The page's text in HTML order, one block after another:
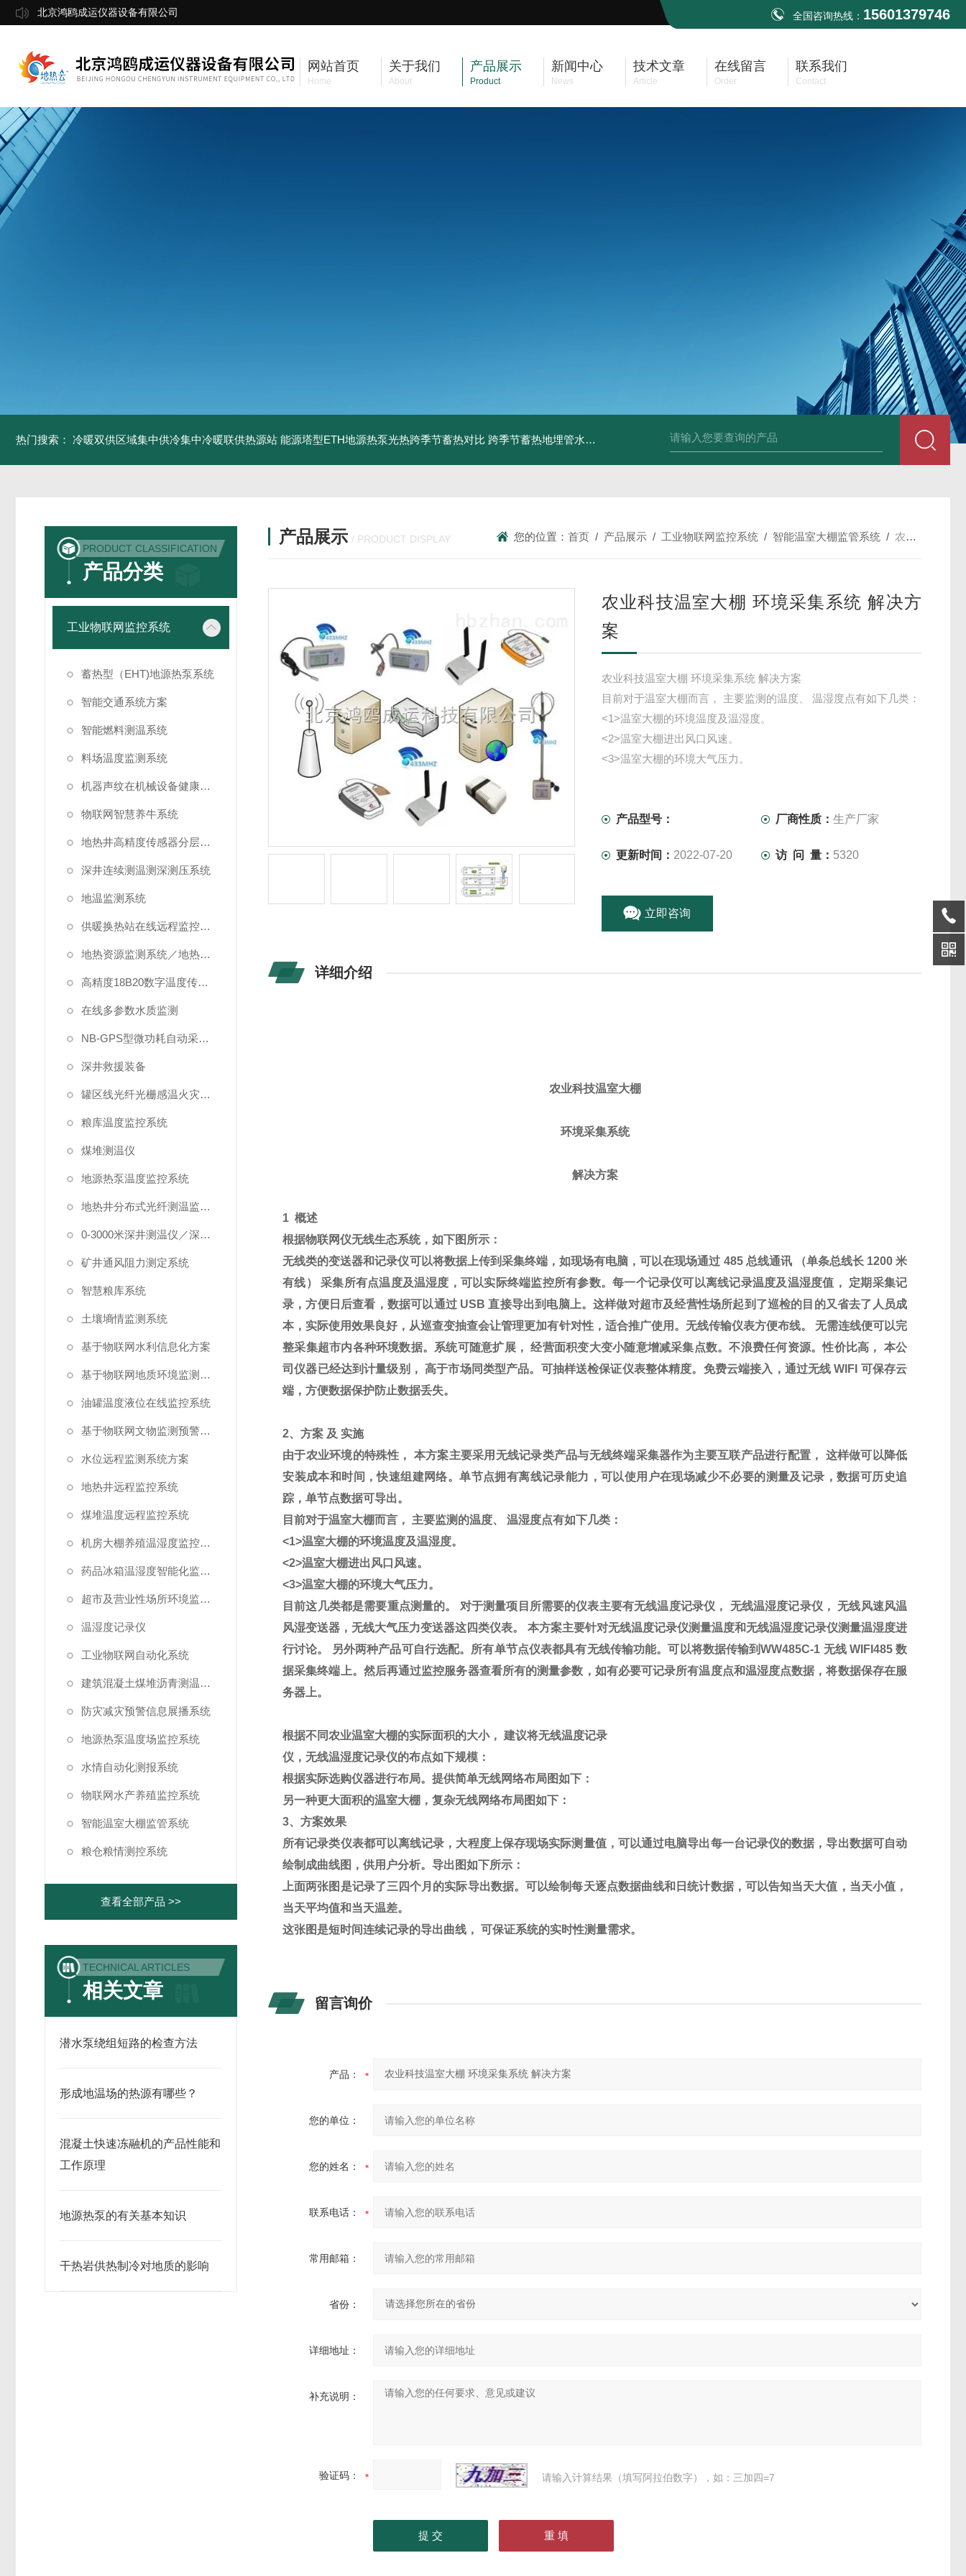
北京鸿鸥成运仪器设备有限公司 全国咨询热线： 15601379746
网站首页
Home
关于我们
About
产品展示
Product
新闻中心
News
技术文章
Article
在线留言
Order
联系我们
Contact
热门搜索： 冷暖双供区域集中供冷集中冷暖联供热源站 能源塔型ETH地源热泵光热跨季节蓄热对比 跨季节蓄热地埋管水池湖面储热技术研究对比 中深浅层地源热泵空调系统运行故障诊断修复 冷暖双
PRODUCT CLASSIFICATION
产品分类
工业物联网监控系统
蓄热型（EHT)地源热泵系统
智能交通系统方案
智能燃料测温系统
料场温度监测系统
机器声纹在机械设备健康状态监测中的应用
物联网智慧养牛系统
地热井高精度传感器分层测温方案
深井连续测温测深测压系统
地温监测系统
供暖换热站在线远程监控系统方案
地热资源监测系统／地热管理系统
高精度18B20数字温度传感器
在线多参数水质监测
NB-GPS型微功耗自动采集系统
深井救援装备
罐区线光纤光栅感温火灾探测系统
粮库温度监控系统
煤堆测温仪
地源热泵温度监控系统
地热井分布式光纤测温监测系统
0-3000米深井测温仪／深水测温仪
矿井通风阻力测定系统
智慧粮库系统
土壤墒情监测系统
基于物联网水利信息化方案
基于物联网地质环境监测预警方案
油罐温度液位在线监控系统
基于物联网文物监测预警解决方案
水位远程监测系统方案
地热井远程监控系统
煤堆温度远程监控系统
机房大棚养殖温湿度监控系统
药品冰箱温湿度智能化监控系统方案
超市及营业性场所环境监测系统
温湿度记录仪
工业物联网自动化系统
建筑混凝土煤堆沥青测温系统
防灾减灾预警信息展播系统
地源热泵温度场监控系统
水情自动化测报系统
物联网水产养殖监控系统
智能温室大棚监管系统
粮仓粮情测控系统
查看全部产品 >>
TECHNICAL ARTICLES
相关文章
潜水泵绕组短路的检查方法
形成地温场的热源有哪些？
混凝土快速冻融机的产品性能和
工作原理
地源热泵的有关基本知识
干热岩供热制冷对地质的影响
产品展示 / PRODUCT DISPLAY 您的位置：首页 / 产品展示 / 工业物联网监控系统 / 智能温室大棚监管系统 / 农业科技温室大棚 环境采集系统 解决方案
农业科技温室大棚 环境采集系统 解决方
案
农业科技温室大棚 环境采集系统 解决方案
目前对于温室大棚而言， 主要监测的温度、 温湿度点有如下几类：
<1>温室大棚的环境温度及温湿度。
<2>温室大棚进出风口风速。
<3>温室大棚的环境大气压力。
产品型号： 厂商性质：生产厂家
更新时间： 2022-07-20 访 问 量： 5320
立即咨询
详细介绍
农业科技温室大棚
环境采集系统
解决方案
1概述
根据物联网仪无线生态系统，如下图所示：
无线类的变送器和记录仪可以将数据上传到采集终端，如现场有电脑，可以在现场通过 485 总线通讯 （单条总线长1200米
有线）
采集所有点温度及温湿度，可以实际终端监控所有参数。每一个记录仪可以离线记录温度及温湿度值，
定期采集记
录，方便日后查看，数据可以通过USB直接导出到电脑上。这样做对超市及经营性场所起到了巡检的目的又省去了人员成
本，实际使用效果良好，从巡查变抽查会让管理更加有针对性，适合推广使用。无线传输仪表方便布线。
无需连线便可以完
整采集超市内各种环境数据。系统可随意扩展，
经营面积变大变小随意增减采集点数。不浪费任何资源。性价比高，
本公
司仪器已经达到计量级别， 高于市场同类型产品。可抽样送检保证仪表整体精度。免费云端接入，通过无线 WIFI 可保存云
端，方便数据保护防止数据丢失。
2、方案 及 实施
由于农业环境的特殊性，
本方案主要采用无线记录类产品与无线终端采集器作为主要互联产品进行配置，
这样做可以降低
安装成本和时间，快速组建网络。单节点拥有离线记录能力，可以使用户在现场减少不必要的测量及记录，数据可历史追
踪，单节点数据可导出。
目前对于温室大棚而言，
主要监测的温度、
温湿度点有如下几类：
<1>温室大棚的环境温度及温湿度。
<2>温室大棚进出风口风速。
<3>温室大棚的环境大气压力。
目前这几类都是需要重点测量的。
对于测量项目所需要的仪表主要有无线温度记录仪， 无线温湿度记录仪，
无线风速风温
风湿变送器，无线大气压力变送器这四类仪表。
本方案主要针对无线温度记录仪测量温度和无线温湿度记录仪测量温湿度进
行讨论。
另外两种产品可自行选配。所有单节点仪表都具有无线传输功能。可以将数据传输到WW485C-1 无线WIFI485数
据采集终端上。然后再通过监控服务器查看所有的测量参数，如有必要可记录所有温度点和温湿度点数据，将数据保存在服
务器上。
根据不同农业温室大棚的实际面积的大小， 建议将无线温度记录
仪，无线温湿度记录仪的布点如下规模：
根据实际选购仪器进行布局。提供简单无线网络布局图如下：
另一种更大面积的温室大棚，复杂无线网络布局图如下：
3、方案效果
所有记录类仪表都可以离线记录，大程度上保存现场实际测量值，可以通过电脑导出每一台记录仪的数据，导出数据可自动
绘制成曲线图，供用户分析。导出图如下所示：
上面两张图是记录了三四个月的实际导出数据。可以绘制每天逐点数据曲线和日统计数据，可以告知当天大值，当天小值，
当天平均值和当天温差。
这张图是短时间连续记录的导出曲线， 可保证系统的实时性测量需求。
留言询价
产品：
您的单位：
您的姓名：
联系电话：
常用邮箱：
省份：
详细地址：
补充说明：
验证码： 请输入计算结果（填写阿拉伯数字），如：三加四=7